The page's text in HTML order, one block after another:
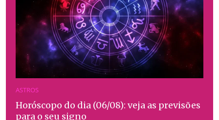
ASTROS
Horóscopo do dia (06/08): veja as previsões
para o seu signo